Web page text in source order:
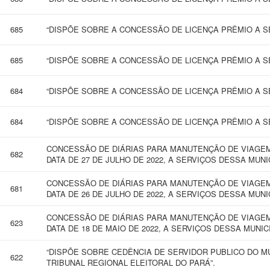
685 “DISPÕE SOBRE A CONCESSÃO DE LICENÇA PRÊMIO A
685 “DISPÕE SOBRE A CONCESSÃO DE LICENÇA PRÊMIO A
684 “DISPÕE SOBRE A CONCESSÃO DE LICENÇA PRÊMIO A
684 “DISPÕE SOBRE A CONCESSÃO DE LICENÇA PRÊMIO A
682
CONCESSÃO DE DIÁRIAS PARA MANUTENÇÃO DE
DATA DE 27 DE JULHO DE 2022, A SERVIÇOS DESSA
681
CONCESSÃO DE DIÁRIAS PARA MANUTENÇÃO DE
DATA DE 26 DE JULHO DE 2022, A SERVIÇOS DESSA
623
CONCESSÃO DE DIÁRIAS PARA MANUTENÇÃO DE
DATA DE 18 DE MAIO DE 2022, A SERVIÇOS DESSA
622
“DISPÕE SOBRE CEDÊNCIA DE SERVIDOR PUBLICO DO
TRIBUNAL REGIONAL ELEITORAL DO PARÁ”.